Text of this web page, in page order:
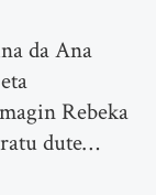
da Ana
Rebeka
dute…